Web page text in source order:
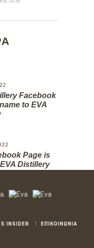
Facebook
to EVA
Page is
Distillery
INSIDER ΕΠΙΚΟΙΝΩΝΙΑ